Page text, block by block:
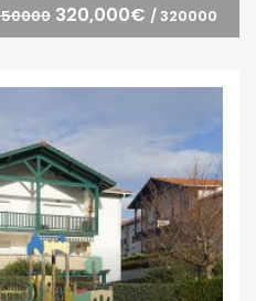
320,000€ / 320000